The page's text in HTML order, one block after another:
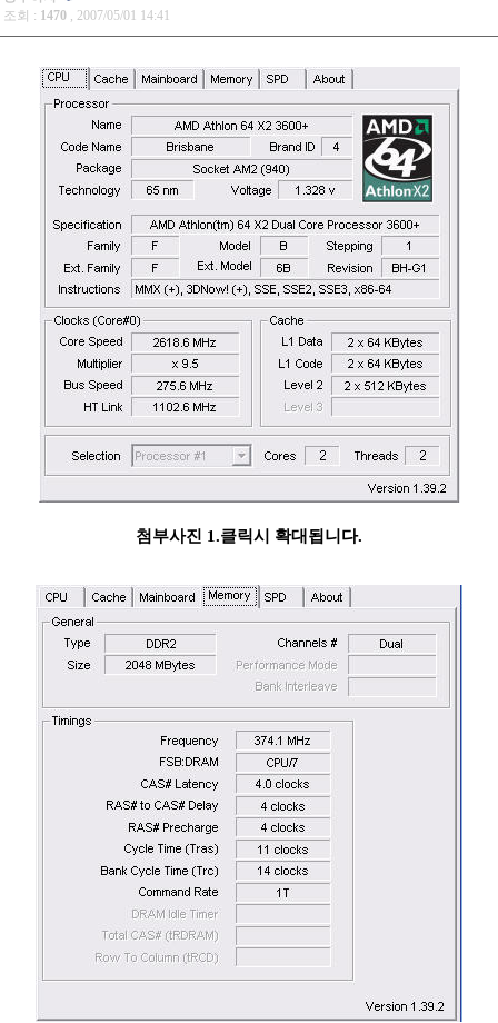
조회 : 1470 , 2007/05/01 14:41
첨부사진 1.클릭시 확대됩니다.